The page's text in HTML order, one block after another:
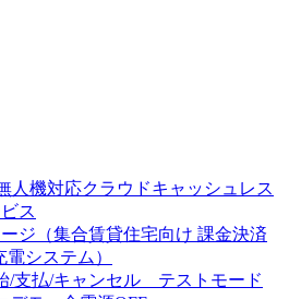
人機対応クラウドキャッシュレス
ス
ジ（集合賃貸住宅向け 課金決済
システム）
/支払/キャンセル テストモード